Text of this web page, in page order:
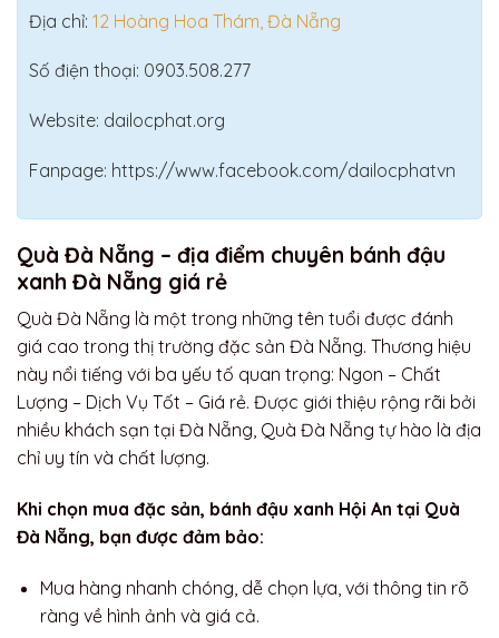
Địa chỉ: 12 Hoàng Hoa Thám, Đà Nẵng
Số điện thoại: 0903.508.277
Website: dailocphat.org
Fanpage: https://www.facebook.com/dailocphatvn
Quà Đà Nẵng – địa điểm chuyên bánh đậu
xanh Đà Nẵng giá rẻ
Quà Đà Nẵng là một trong những tên tuổi được đánh
giá cao trong thị trường đặc sản Đà Nẵng. Thương hiệu
này nổi tiếng với ba yếu tố quan trọng: Ngon – Chất
Lượng – Dịch Vụ Tốt – Giá rẻ. Được giới thiệu rộng rãi bởi
nhiều khách sạn tại Đà Nẵng, Quà Đà Nẵng tự hào là địa
chỉ uy tín và chất lượng.
Khi chọn mua đặc sản, bánh đậu xanh Hội An tại Quà
Đà Nẵng, bạn được đảm bảo:
Mua hàng nhanh chóng, dễ chọn lựa, với thông tin rõ
ràng về hình ảnh và giá cả.